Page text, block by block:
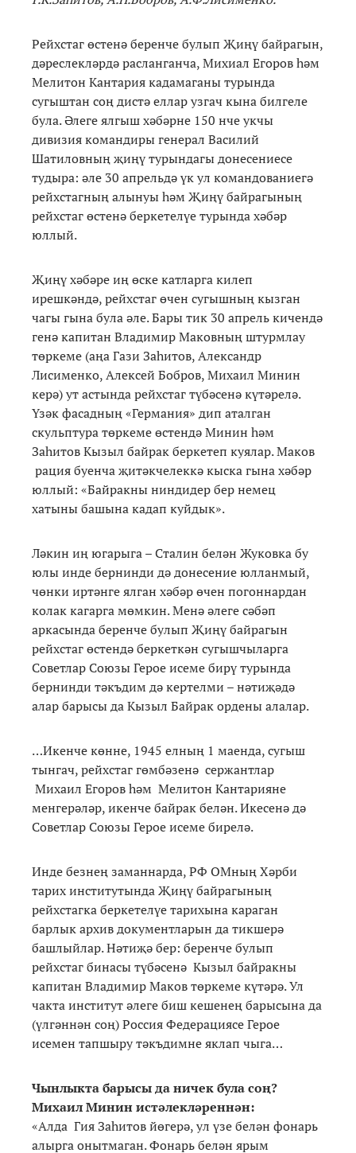
Рейхстаг өстенә беренче булып Җиңү байрагын,
дәреслекләрдә расланганча, Михиал Егоров һәм
Мелитон Кантария кадамаганы турында
сугыштан соң дистә еллар узгач кына билгеле
була. Әлеге ялгыш хәбәрне 150 нче укчы
дивизия командиры генерал Василий
Шатиловның җиңү турындагы донесениесе
тудыра: әле 30 апрельдә үк ул командованиегә
рейхстагның алынуы һәм Җиңү байрагының
рейхстаг өстенә беркетелүе турында хәбәр
юллый.
Җиңү хәбәре иң өске катларга килеп
ирешкәндә, рейхстаг өчен сугышның кызган
чагы гына була әле. Бары тик 30 апрель кичендә
генә капитан Владимир Маковның штурмлау
төркеме (аңа Гази Заһитов, Александр
Лисименко, Алексей Бобров, Михаил Минин
керә) ут астында рейхстаг түбәсенә күтәрелә.
Үзәк фасадның «Германия» дип аталган
скульптура төркеме өстендә Минин һәм
Заһитов Кызыл байрак беркетеп куялар. Маков
рация буенча җитәкчелеккә кыска гына хәбәр
юллый: «Байракны ниндидер бер немец
хатыны башына кадап куйдык».
Ләкин иң югарыга – Сталин белән Жуковка бу
юлы инде бернинди дә донесение юлланмый,
чөнки иртәнге ялган хәбәр өчен погоннардан
колак кагарга мөмкин. Менә әлеге сәбәп
аркасында беренче булып Җиңү байрагын
рейхстаг өстендә беркеткән сугышчыларга
Советлар Союзы Герое исеме бирү турында
бернинди тәкъдим дә кертелми – нәтиҗәдә
алар барысы да Кызыл Байрак ордены алалар.
…Икенче көнне, 1945 елның 1 маенда, сугыш
тынгач, рейхстаг гөмбәзенә сержантлар
Михаил Егоров һәм Мелитон Кантарияне
менгерәләр, икенче байрак белән. Икесенә дә
Советлар Союзы Герое исеме бирелә.
Инде безнең заманнарда, РФ ОМның Хәрби
тарих институтында Җиңү байрагының
рейхстагка беркетелүе тарихына караган
барлык архив документларын да тикшерә
башлыйлар. Нәтиҗә бер: беренче булып
рейхстаг бинасы түбәсенә Кызыл байракны
капитан Владимир Маков төркеме күтәрә. Ул
чакта институт әлеге биш кешенең барысына да
(үлгәннән соң) Россия Федерациясе Герое
исемен тапшыру тәкъдимне яклап чыга…
Чынлыкта барысы да ничек була соң?
Михаил Минин истәлекләреннән:
«Алда Гия Заһитов йөгерә, ул үзе белән фонарь
алырга онытмаган. Фонарь белән ярым